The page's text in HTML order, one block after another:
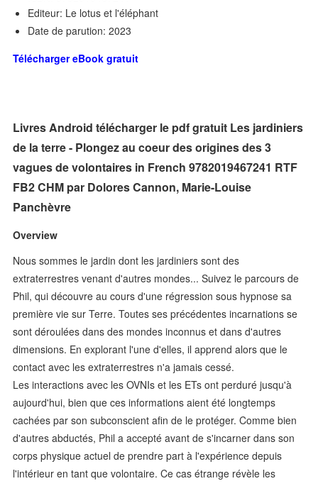
Editeur: Le lotus et l'éléphant
Date de parution: 2023
Télécharger eBook gratuit
Livres Android télécharger le pdf gratuit Les jardiniers
de la terre - Plongez au coeur des origines des 3
vagues de volontaires in French 9782019467241 RTF
FB2 CHM par Dolores Cannon, Marie-Louise
Panchèvre
Overview
Nous sommes le jardin dont les jardiniers sont des
extraterrestres venant d'autres mondes... Suivez le parcours de
Phil, qui découvre au cours d'une régression sous hypnose sa
première vie sur Terre. Toutes ses précédentes incarnations se
sont déroulées dans des mondes inconnus et dans d'autres
dimensions. En explorant l'une d'elles, il apprend alors que le
contact avec les extraterrestres n'a jamais cessé.
Les interactions avec les OVNIs et les ETs ont perduré jusqu'à
aujourd'hui, bien que ces informations aient été longtemps
cachées par son subconscient afin de le protéger. Comme bien
d'autres abductés, Phil a accepté avant de s'incarner dans son
corps physique actuel de prendre part à l'expérience depuis
l'intérieur en tant que volontaire. Ce cas étrange révèle les